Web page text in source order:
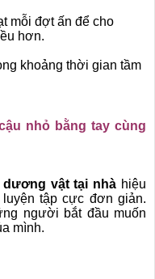
mỗi đợt ấn để cho
hơn.
khoảng thời gian tầm
nhỏ bằng tay cùng
vật tại nhà hiệu
tập cực đơn giản.
người bắt đầu muốn
mình.